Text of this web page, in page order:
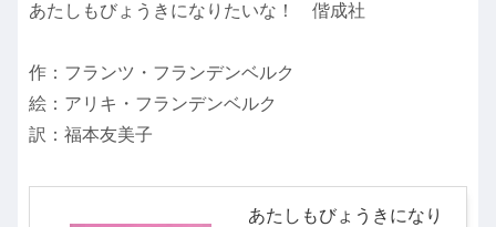
あたしもびょうきになりたいな！ 偕成社
作：フランツ・フランデンベルク
絵：アリキ・フランデンベルク
訳：福本友美子
あたしもびょうきになり